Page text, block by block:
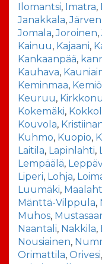
Ilomantsi, Imatra,
Janakkala,
Jomala,Joroinen,
Kainuu, Kajaani,
Kankaanpää,
Kauhava,
Keminmaa,
Keuruu,
Kokemäki,
Kouvola,
Kuhmo, Kuopio,
Laitila, Lapinlahti,
Lempäälä,
Liperi, Lohja,
Luumäki,
Mänttä-Vilppula,
Muhos,
Naantali, Nakkila,
Nousiainen,
Orimattila, Orivesi,